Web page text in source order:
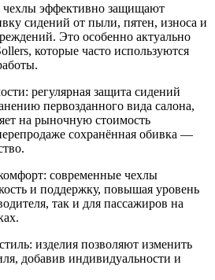
чехлы эффективно защищают
сидений от пыли, пятен, износа и
Это особенно актуально
которые часто используются
регулярная защита сидений
первозданного вида салона,
на рыночную стоимость
сохранённая обивка —
современные чехлы
и поддержку, повышая уровень
так и для пассажиров на
изделия позволяют изменить
добавив индивидуальности и